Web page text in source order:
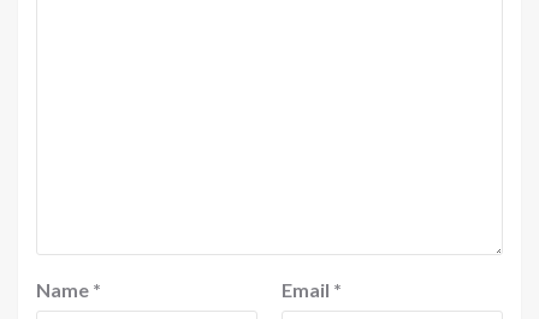
Name * Email *